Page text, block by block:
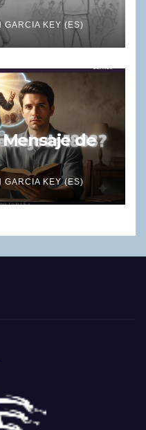
GARCIA KEY (ES)
de
GARCIA KEY (ES)